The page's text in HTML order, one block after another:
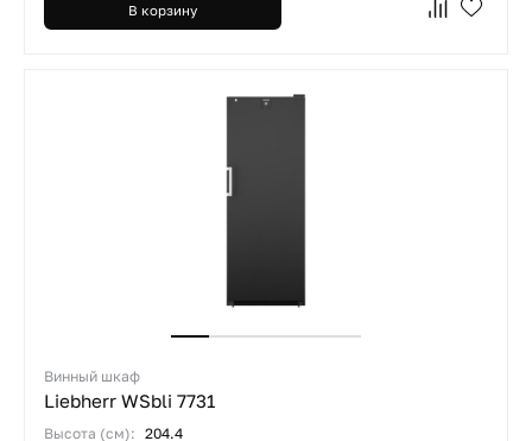
В корзину
Винный шкаф
Liebherr WSbli 7731
Высота (см): 204.4